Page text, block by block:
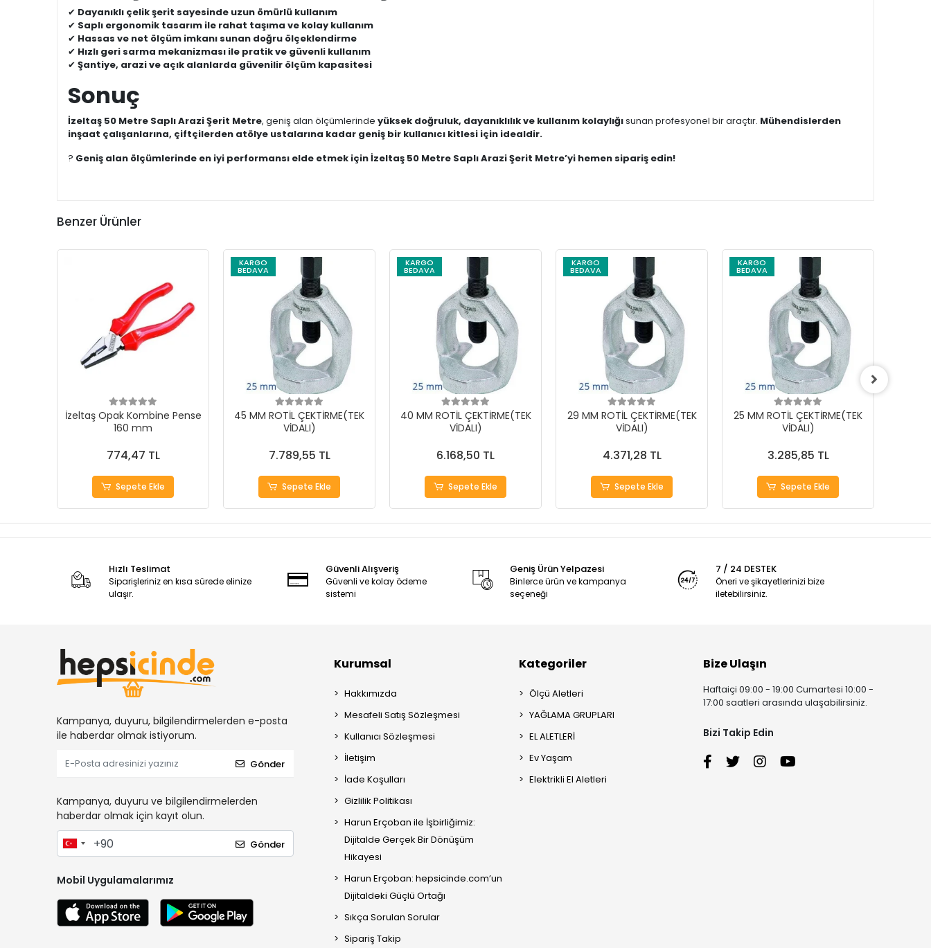
✔ Dayanıklı çelik şerit sayesinde uzun ömürlü kullanım
✔ Saplı ergonomik tasarım ile rahat taşıma ve kolay kullanım
✔ Hassas ve net ölçüm imkanı sunan doğru ölçeklendirme
✔ Hızlı geri sarma mekanizması ile pratik ve güvenli kullanım
✔ Şantiye, arazi ve açık alanlarda güvenilir ölçüm kapasitesi
Sonuç
İzeltaş 50 Metre Saplı Arazi Şerit Metre, geniş alan ölçümlerinde yüksek doğruluk, dayanıklılık ve kullanım kolaylığısunan profesyonel bir araçtır. Mühendislerden
inşaat çalışanlarına, çiftçilerden atölye ustalarına kadar geniş bir kullanıcı kitlesi için idealdir.
? Geniş alan ölçümlerinde en iyi performansı elde etmek için İzeltaş 50 Metre Saplı Arazi Şerit Metre’yi hemen sipariş edin!
Benzer Ürünler
İzeltaş Opak Kombine Pense
160 mm
774,47 TL
Sepete Ekle
KARGO
BEDAVA
45 MM ROTİL ÇEKTİRME(TEK
VİDALI)
7.789,55 TL
Sepete Ekle
KARGO
BEDAVA
40 MM ROTİL ÇEKTİRME(TEK
VİDALI)
6.168,50 TL
Sepete Ekle
KARGO
BEDAVA
29 MM ROTİL ÇEKTİRME(TEK
VİDALI)
4.371,28 TL
Sepete Ekle
KARGO
BEDAVA
25 MM ROTİL ÇEKTİRME(TEK
VİDALI)
3.285,85 TL
Sepete Ekle
Hızlı Teslimat
Siparişleriniz en kısa sürede elinize
ulaşır.
Güvenli Alışveriş
Güvenli ve kolay ödeme
sistemi
Geniş Ürün Yelpazesi
Binlerce ürün ve kampanya
seçeneği
7 / 24 DESTEK
Öneri ve şikayetlerinizi bize
iletebilirsiniz.
Kampanya, duyuru, bilgilendirmelerden e-posta
ile haberdar olmak istiyorum.
Gönder
Kampanya, duyuru ve bilgilendirmelerden
haberdar olmak için kayıt olun.
Gönder
Mobil Uygulamalarımız
Kurumsal
Hakkımızda
Mesafeli Satış Sözleşmesi
Kullanıcı Sözleşmesi
İletişim
İade Koşulları
Gizlilik Politikası
Harun Erçoban ile İşbirliğimiz:
Dijitalde Gerçek Bir Dönüşüm
Hikayesi
Harun Erçoban: hepsicinde.com’un
Dijitaldeki Güçlü Ortağı
Sıkça Sorulan Sorular
Sipariş Takip
Kategoriler
Ölçü Aletleri
YAĞLAMA GRUPLARI
EL ALETLERİ
Ev Yaşam
Elektrikli El Aletleri
Bize Ulaşın
Haftaiçi 09:00 - 19:00 Cumartesi 10:00 -
17:00 saatleri arasında ulaşabilirsiniz.
Bizi Takip Edin